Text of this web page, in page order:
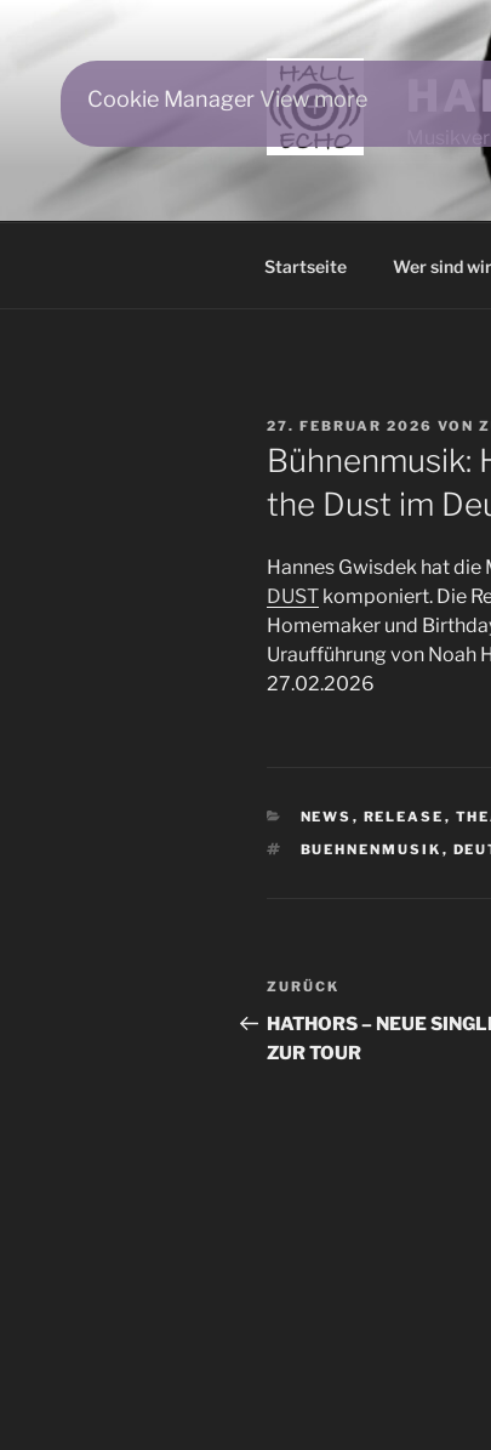
springen
Startseite Wer sind
VERÖFFENTLICHT
AM
27. FEBRUAR 2026 VON
Bühnenmusik:
the Dust im
Hannes Gwisdek hat
DUST komponiert. Die
Homemaker und
Uraufführung von Noah
27.02.2026
KATEGORIEN
NEWS , RELEASE ,
SCHLAGWÖRTER
BUEHNENMUSIK ,
Vorheriger
Beitrag
ZURÜCK
HATHORS – NEUE
ZUR TOUR
Cookie Manager View more